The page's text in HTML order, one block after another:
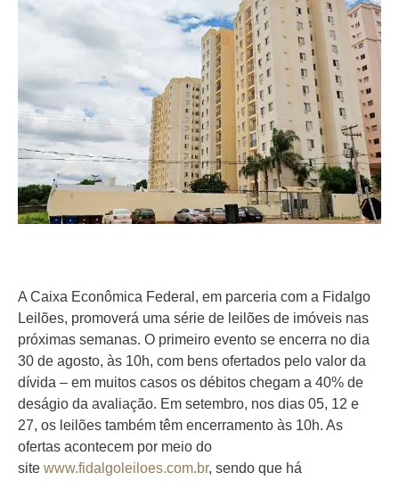
A Caixa Econômica Federal, em parceria com a Fidalgo
Leilões, promoverá uma série de leilões de imóveis nas
próximas semanas. O primeiro evento se encerra no dia
30 de agosto, às 10h, com bens ofertados pelo valor da
dívida – em muitos casos os débitos chegam a 40% de
deságio da avaliação. Em setembro, nos dias 05, 12 e
27, os leilões também têm encerramento às 10h. As
ofertas acontecem por meio do
site www.fidalgoleiloes.com.br, sendo que há